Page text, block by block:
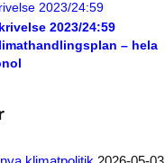
2023/24:59
2023/24:59
– hela